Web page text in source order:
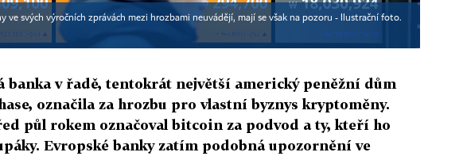
ve svých výročních zprávách mezi hrozbami neuvádějí, mají se však na pozoru - Ilustrační foto.
banka v řadě, tentokrát největší americký peněžní dům
označila za hrozbu pro vlastní byznys kryptoměny.
půl rokem označoval bitcoin za podvod a ty, kteří ho
Evropské banky zatím podobná upozornění ve